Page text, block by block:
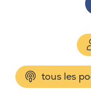
tous les